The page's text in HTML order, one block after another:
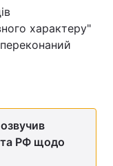
характеру"
та РФ щодо